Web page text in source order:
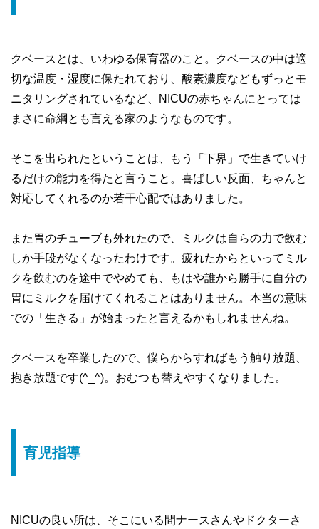
クベースとは、いわゆる保育器のこと。クベースの中は適
切な温度・湿度に保たれており、酸素濃度などもずっとモ
ニタリングされているなど、NICUの赤ちゃんにとっては
まさに命綱とも言える家のようなものです。
そこを出られたということは、もう「下界」で生きていけ
るだけの能力を得たと言うこと。喜ばしい反面、ちゃんと
対応してくれるのか若干心配ではありました。
また胃のチューブも外れたので、ミルクは自らの力で飲む
しか手段がなくなったわけです。疲れたからといってミル
クを飲むのを途中でやめても、もはや誰から勝手に自分の
胃にミルクを届けてくれることはありません。本当の意味
での「生きる」が始まったと言えるかもしれませんね。
クベースを卒業したので、僕らからすればもう触り放題、
抱き放題です(^_^)。おむつも替えやすくなりました。
育児指導
NICUの良い所は、そこにいる間ナースさんやドクターさ